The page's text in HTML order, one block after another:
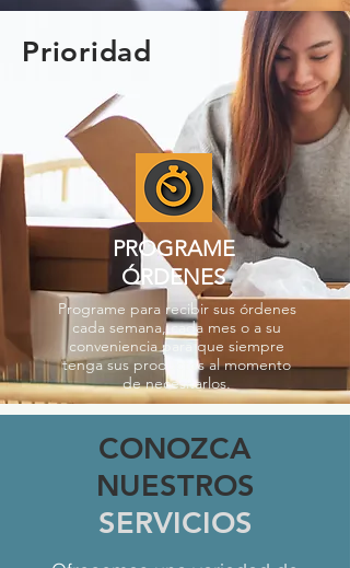
Prioridad
PROGRAME
ÓRDENES
Programe para recibir sus órdenes
cada semana, cada mes o a su
conveniencia para que siempre
tenga sus productos al momento
de necesitarlos.
CONOZCA
NUESTROS
SERVICIOS